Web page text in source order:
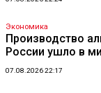
Экономика
Производство
России ушло в
07.08.2026 22:17